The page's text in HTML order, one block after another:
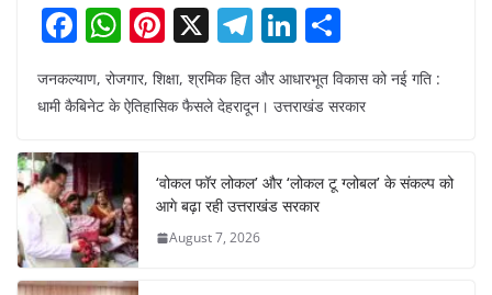
F
c
b
o
o
k
W
at
s
A
p
p
Pi
er
st
X T
el
e
a
m
Li
k
dI
n
h
ar
जनकल्याण, रोजगार, शिक्षा, श्रमिक हित और आधारभूत विकास को नई गति :
धामी कैबिनेट के ऐतिहासिक फैसले देहरादून। उत्तराखंड सरकार
‘वोकल फॉर लोकल’ और ‘लोकल टू ग्लोबल’ के संकल्प को
आगे बढ़ा रही उत्तराखंड सरकार
August 7, 2026